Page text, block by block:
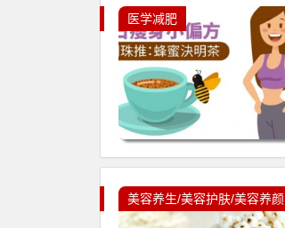
医学减肥
美容养生/美容护肤/美容养颜